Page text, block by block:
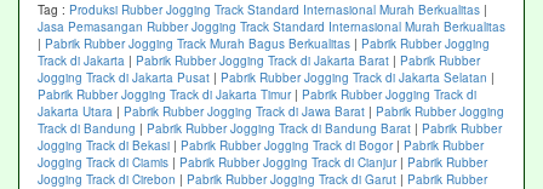
Tag : Produksi Rubber Jogging Track Standard Internasional Murah Berkualitas |
Jasa Pemasangan Rubber Jogging Track Standard Internasional Murah Berkualitas
| Pabrik Rubber Jogging Track Murah Bagus Berkualitas | Pabrik Rubber Jogging
Track di Jakarta | Pabrik Rubber Jogging Track di Jakarta Barat | Pabrik Rubber
Jogging Track di Jakarta Pusat | Pabrik Rubber Jogging Track di Jakarta Selatan |
Pabrik Rubber Jogging Track di Jakarta Timur| Pabrik Rubber Jogging Track di
Jakarta Utara | Pabrik Rubber Jogging Track di Jawa Barat | Pabrik Rubber Jogging
Track di Bandung | Pabrik Rubber Jogging Track di Bandung Barat | Pabrik Rubber
Jogging Track di Bekasi | Pabrik Rubber Jogging Track di Bogor| Pabrik Rubber
Jogging Track di Ciamis | Pabrik Rubber Jogging Track di Cianjur| Pabrik Rubber
Jogging Track di Cirebon | Pabrik Rubber Jogging Track di Garut | Pabrik Rubber